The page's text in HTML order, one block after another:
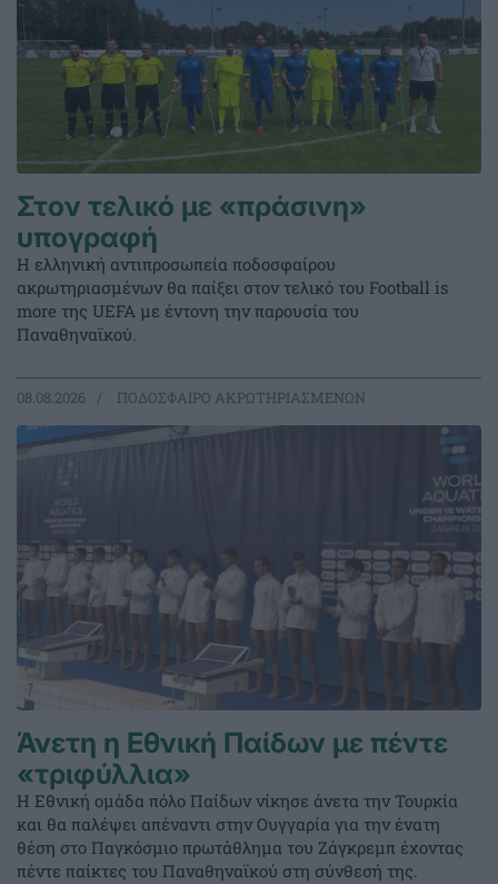
Στον τελικό με «πράσινη»
υπογραφή
Η ελληνική αντιπροσωπεία ποδοσφαίρου
ακρωτηριασμένων θα παίξει στον τελικό του Football is
more της UEFA με έντονη την παρουσία του
Παναθηναϊκού.
08.08.2026 ΠΟΔΟΣΦΑΙΡΟ ΑΚΡΩΤΗΡΙΑΣΜΕΝΩΝ
Άνετη η Εθνική Παίδων με πέντε
«τριφύλλια»
Η Εθνική ομάδα πόλο Παίδων νίκησε άνετα την Τουρκία
και θα παλέψει απέναντι στην Ουγγαρία για την ένατη
θέση στο Παγκόσμιο πρωτάθλημα του Ζάγκρεμπ έχοντας
πέντε παίκτες του Παναθηναϊκού στη σύνθεσή της.